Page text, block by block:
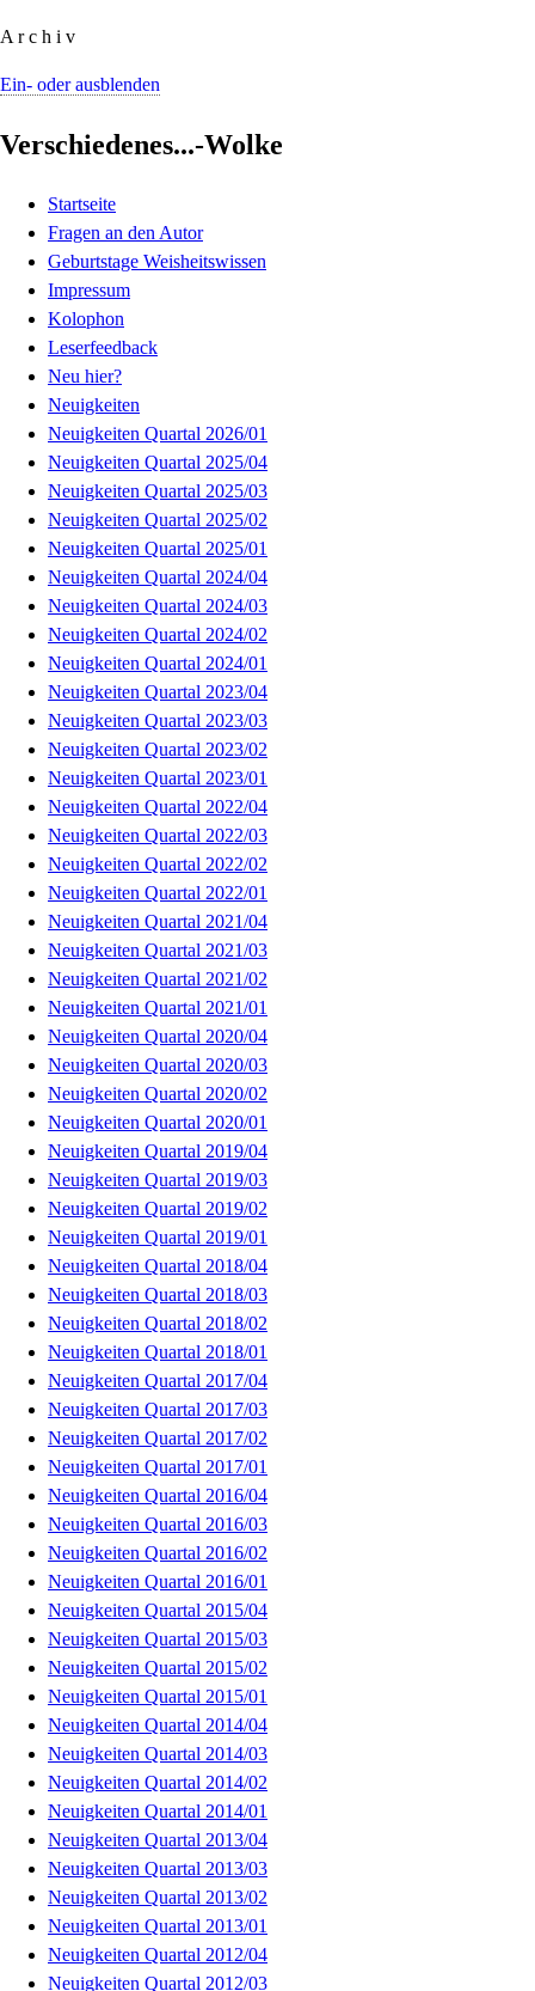
A r c h i v
Ein- oder ausblenden
Verschiedenes...-Wolke
Startseite
Fragen an den Autor
Geburtstage Weisheitswissen
Impressum
Kolophon
Leserfeedback
Neu hier?
Neuigkeiten
Neuigkeiten Quartal 2026/01
Neuigkeiten Quartal 2025/04
Neuigkeiten Quartal 2025/03
Neuigkeiten Quartal 2025/02
Neuigkeiten Quartal 2025/01
Neuigkeiten Quartal 2024/04
Neuigkeiten Quartal 2024/03
Neuigkeiten Quartal 2024/02
Neuigkeiten Quartal 2024/01
Neuigkeiten Quartal 2023/04
Neuigkeiten Quartal 2023/03
Neuigkeiten Quartal 2023/02
Neuigkeiten Quartal 2023/01
Neuigkeiten Quartal 2022/04
Neuigkeiten Quartal 2022/03
Neuigkeiten Quartal 2022/02
Neuigkeiten Quartal 2022/01
Neuigkeiten Quartal 2021/04
Neuigkeiten Quartal 2021/03
Neuigkeiten Quartal 2021/02
Neuigkeiten Quartal 2021/01
Neuigkeiten Quartal 2020/04
Neuigkeiten Quartal 2020/03
Neuigkeiten Quartal 2020/02
Neuigkeiten Quartal 2020/01
Neuigkeiten Quartal 2019/04
Neuigkeiten Quartal 2019/03
Neuigkeiten Quartal 2019/02
Neuigkeiten Quartal 2019/01
Neuigkeiten Quartal 2018/04
Neuigkeiten Quartal 2018/03
Neuigkeiten Quartal 2018/02
Neuigkeiten Quartal 2018/01
Neuigkeiten Quartal 2017/04
Neuigkeiten Quartal 2017/03
Neuigkeiten Quartal 2017/02
Neuigkeiten Quartal 2017/01
Neuigkeiten Quartal 2016/04
Neuigkeiten Quartal 2016/03
Neuigkeiten Quartal 2016/02
Neuigkeiten Quartal 2016/01
Neuigkeiten Quartal 2015/04
Neuigkeiten Quartal 2015/03
Neuigkeiten Quartal 2015/02
Neuigkeiten Quartal 2015/01
Neuigkeiten Quartal 2014/04
Neuigkeiten Quartal 2014/03
Neuigkeiten Quartal 2014/02
Neuigkeiten Quartal 2014/01
Neuigkeiten Quartal 2013/04
Neuigkeiten Quartal 2013/03
Neuigkeiten Quartal 2013/02
Neuigkeiten Quartal 2013/01
Neuigkeiten Quartal 2012/04
Neuigkeiten Quartal 2012/03